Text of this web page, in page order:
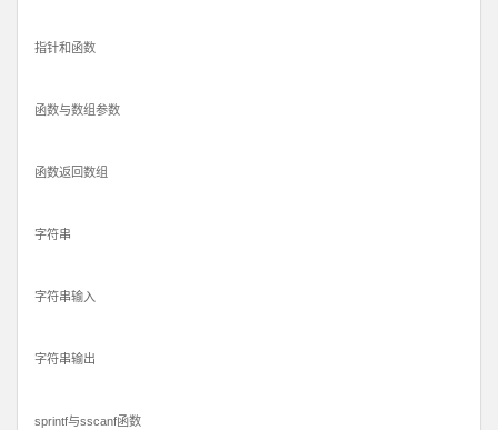
指针和函数
函数与数组参数
函数返回数组
字符串
字符串输入
字符串输出
sprintf与sscanf函数